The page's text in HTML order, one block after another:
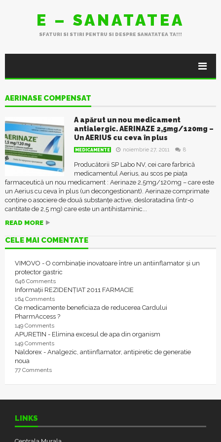
E – SANATATEA
SFATURI SI STIRI PENTRU SI DESPRE SANATATEA TA!!!
AERINASE COMPENSAT
A apărut un nou medicament
antialergic. AERINAZE 2,5mg/120mg –
Un AERIUS cu ceva în plus
MEDICAMENTE noiembrie 27, 2011 8
Producătorii SP Labo NV, cei care farbrică
medicamentul Aerius, au scos pe piața
farmaceutică un nou medicament : Aerinaze 2,5mg/120mg – care este
un Aerius cu ceva în plus (un decongestionant). Aerinaze comprimate
conține o asociere de două substanțe active, desloratadina (într-o
cantitate de 2,5 mg) care este un antihistaminic...
READ MORE
CELE MAI COMENTATE
VIMOVO - O combinație inovatoare între un antiinflamator și un
protector gastric
646 Comments
Informații REZIDENȚIAT 2011 FARMACIE
164 Comments
Ce medicamente beneficiaza de reducerea Cardului
PharmAccess ?
149 Comments
APURETIN - Elimina excesul de apa din organism
149 Comments
Naldorex - Analgezic, antiinflamator, antipiretic de generatie
noua
77 Comments
LINKS